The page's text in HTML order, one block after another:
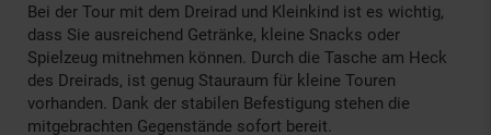
Bei der Tour mit dem Dreirad und Kleinkind ist es wichtig,
dass Sie ausreichend Getränke, kleine Snacks oder
Spielzeug mitnehmen können. Durch die Tasche am Heck
des Dreirads, ist genug Stauraum für kleine Touren
vorhanden. Dank der stabilen Befestigung stehen die
mitgebrachten Gegenstände sofort bereit.